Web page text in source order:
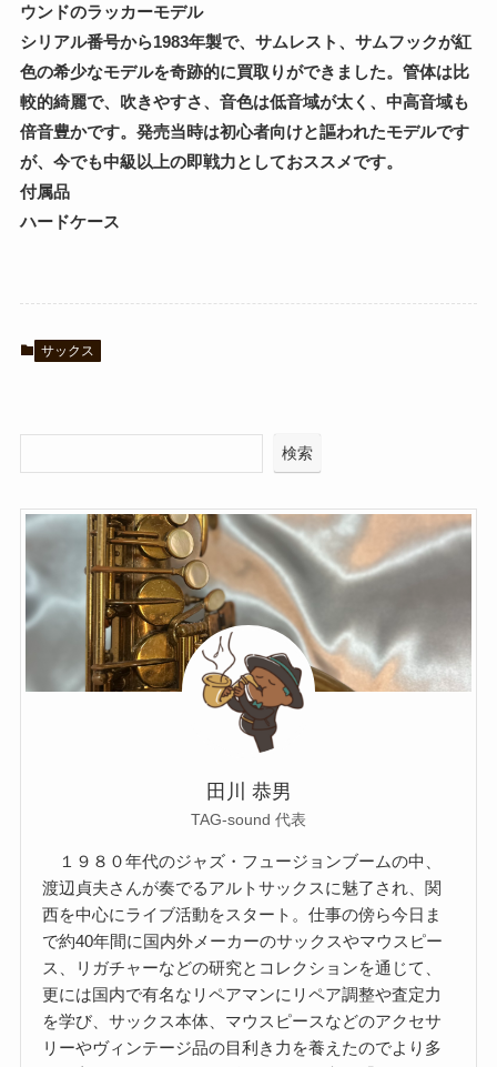
ウンドのラッカーモデル
シリアル番号から1983年製で、サムレスト、サムフックが紅
色の希少なモデルを奇跡的に買取りができました。管体は比
較的綺麗で、吹きやすさ、音色は低音域が太く、中高音域も
倍音豊かです。発売当時は初心者向けと謳われたモデルです
が、今でも中級以上の即戦力としておススメです。
付属品
ハードケース
サックス
検索
田川 恭男
TAG-sound 代表
１９８０年代のジャズ・フュージョンブームの中、
渡辺貞夫さんが奏でるアルトサックスに魅了され、関
西を中心にライブ活動をスタート。仕事の傍ら今日ま
で約40年間に国内外メーカーのサックスやマウスピー
ス、リガチャーなどの研究とコレクションを通じて、
更には国内で有名なリペアマンにリペア調整や査定力
を学び、サックス本体、マウスピースなどのアクセサ
リーやヴィンテージ品の目利き力を養えたのでより多